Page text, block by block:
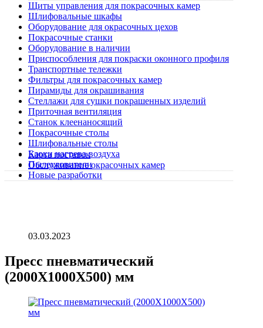
Щиты управления для покрасочных камер
Шлифовальные шкафы
Оборудование для окрасочных цехов
Покрасочные станки
Оборудование в наличии
Приспособления для покраски оконного профиля
Транспортные тележки
Фильтры для покрасочных камер
Пирамиды для окрашивания
Стеллажи для сушки покрашенных изделий
Приточная вентиляция
Станок клеенаносящий
Покрасочные столы
Шлифовальные столы
Блоки нагрева воздуха
Пылеуловители
Новые разработки
Карта поставок
Обслуживание окрасочных камер
03.03.2023
Пресс пневматический
(2000Х1000Х500) мм